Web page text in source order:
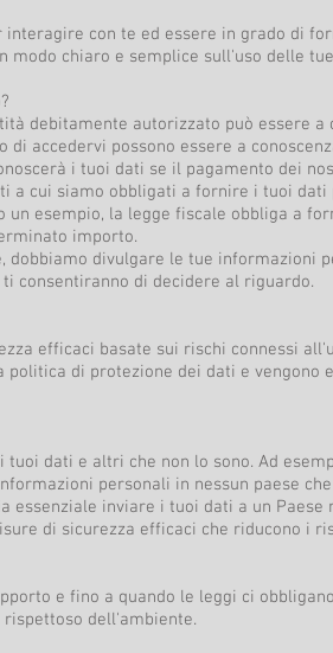
con te ed essere in grado di
modo chiaro e semplice sull'uso delle
debitamente autorizzato può essere
di accedervi possono essere a
i tuoi dati se il pagamento dei
​​a cui siamo obbligati a fornire i tuoi
un esempio, la legge fiscale obbliga a
importo.
dobbiamo divulgare le tue informazioni
consentiranno di decidere al riguardo.
efficaci basate sui rischi connessi
politica di protezione dei dati e
dati e altri che non lo sono. Ad
personali in nessun paese
essenziale inviare i tuoi dati a un
di sicurezza efficaci che riducono i
e fino a quando le leggi ci
dell'ambiente.